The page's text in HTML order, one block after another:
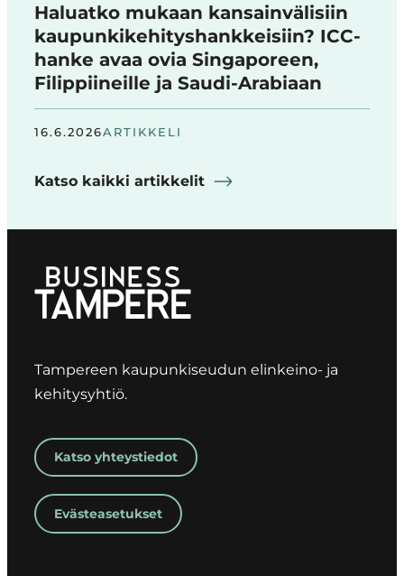
Haluatko mukaan kansainvälisiin
kaupunkikehityshankkeisiin? ICC-
hanke avaa ovia Singaporeen,
Filippiineille ja Saudi-Arabiaan
16.6.2026ARTIKKELI
Katso kaikki artikkelit
Tampereen kaupunkiseudun elinkeino- ja
kehitysyhtiö.
Katso yhteystiedot
Evästeasetukset